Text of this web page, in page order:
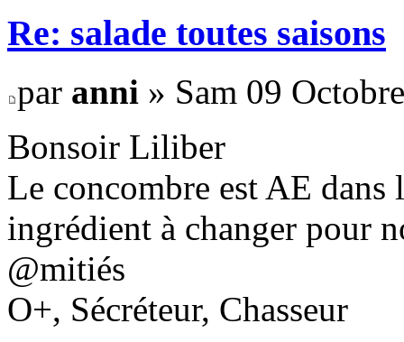
Re: salade toutes saisons
par anni » Sam 09
Bonsoir Liliber
Le concombre est AE dans
ingrédient à changer pour
@mitiés
O+, Sécréteur, Chasseur